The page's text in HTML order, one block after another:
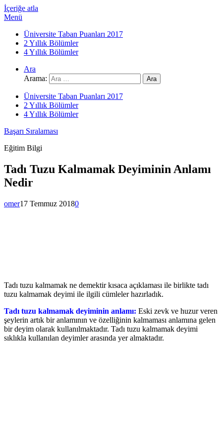
İçeriğe atla
Menü
Üniversite Taban Puanları 2017
2 Yıllık Bölümler
4 Yıllık Bölümler
Ara
Arama:
Üniversite Taban Puanları 2017
2 Yıllık Bölümler
4 Yıllık Bölümler
Başarı Sıralaması
Eğitim Bilgi
Tadı Tuzu Kalmamak Deyiminin Anlamı
Nedir
omer17 Temmuz 20180
Tadı tuzu kalmamak ne demektir kısaca açıklaması ile birlikte tadı
tuzu kalmamak deyimi ile ilgili cümleler hazırladık.
Tadı tuzu kalmamak deyiminin anlamı: Eski zevk ve huzur veren
şeylerin artık bir anlamının ve özelliğinin kalmaması anlamına gelen
bir deyim olarak kullanılmaktadır. Tadı tuzu kalmamak deyimi
sıklıkla kullanılan deyimler arasında yer almaktadır.